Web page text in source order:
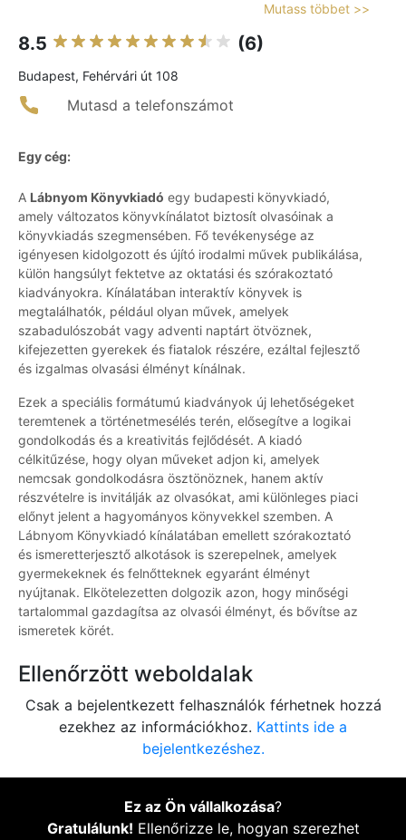
Mutass többet >>
8.5 (6)
Budapest, Fehérvári út 108
Mutasd a telefonszámot
Egy cég:
A Lábnyom Könyvkiadó egy budapesti könyvkiadó,
amely változatos könyvkínálatot biztosít olvasóinak a
könyvkiadás szegmensében. Fő tevékenysége az
igényesen kidolgozott és újító irodalmi művek publikálása,
külön hangsúlyt fektetve az oktatási és szórakoztató
kiadványokra. Kínálatában interaktív könyvek is
megtalálhatók, például olyan művek, amelyek
szabadulószobát vagy adventi naptárt ötvöznek,
kifejezetten gyerekek és fiatalok részére, ezáltal fejlesztő
és izgalmas olvasási élményt kínálnak.
Ezek a speciális formátumú kiadványok új lehetőségeket
teremtenek a történetmesélés terén, elősegítve a logikai
gondolkodás és a kreativitás fejlődését. A kiadó
célkitűzése, hogy olyan műveket adjon ki, amelyek
nemcsak gondolkodásra ösztönöznek, hanem aktív
részvételre is invitálják az olvasókat, ami különleges piaci
előnyt jelent a hagyományos könyvekkel szemben. A
Lábnyom Könyvkiadó kínálatában emellett szórakoztató
és ismeretterjesztő alkotások is szerepelnek, amelyek
gyermekeknek és felnőtteknek egyaránt élményt
nyújtanak. Elkötelezetten dolgozik azon, hogy minőségi
tartalommal gazdagítsa az olvasói élményt, és bővítse az
ismeretek körét.
Ellenőrzött weboldalak
Csak a bejelentkezett felhasználók férhetnek hozzá
ezekhez az információkhoz. Kattints ide a
bejelentkezéshez.
Ez az Ön vállalkozása?
Gratulálunk! Ellenőrizze le, hogyan szerezhet